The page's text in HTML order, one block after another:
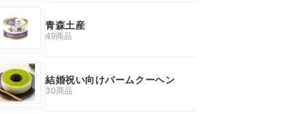
青森土産
49商品
結婚祝い向けバームクーヘン
30商品